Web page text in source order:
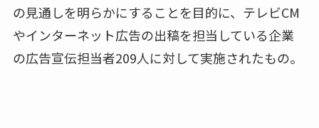
の見通しを明らかにすることを目的に、テレビCM
やインターネット広告の出稿を担当している企業
の広告宣伝担当者209人に対して実施されたもの。